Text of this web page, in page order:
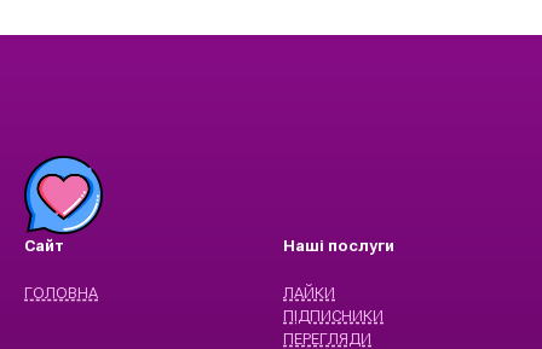
Сайт
ГОЛОВНА
Наші послуги
ЛАЙКИ
ПІДПИСНИКИ
ПЕРЕГЛЯДИ